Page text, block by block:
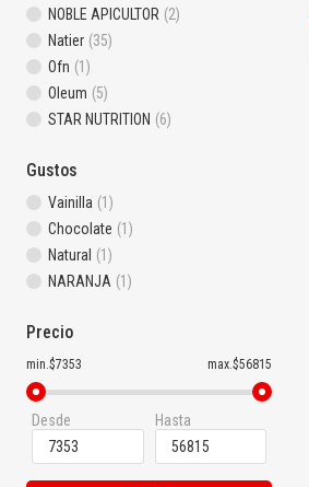
NOBLE APICULTOR (2)
Natier (35)
Ofn (1)
Oleum (5)
STAR NUTRITION (6)
Gustos
Vainilla (1)
Chocolate (1)
Natural (1)
NARANJA (1)
Precio
min.$7353 max.$56815
Desde Hasta